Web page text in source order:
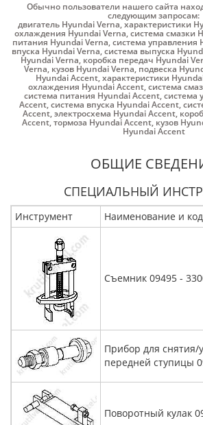
Обычно пользователи нашего сайта
следующим запросам:
двигатель Hyundai Verna,характеристики
охлаждения Hyundai Verna,система смазки
питания Hyundai Verna,система управления
впуска Hyundai Verna,система выпуска
Hyundai Verna, коробка передач Hyundai
Verna, кузов Hyundai Verna, подвеска
Hyundai Accent,характеристики
охлаждения Hyundai Accent,система
система питания Hyundai Accent,система
Accent,система впуска Hyundai Accent,
Accent,электросхема Hyundai Accent,
Accent,тормоза Hyundai Accent, кузов
Hyundai Accent
ОБЩИЕ
СПЕЦИАЛЬНЫЙ
Инструмент Наименование и код
Съемник 09495 -
Прибор для снятия/
передней ступицы
Поворотный кулак